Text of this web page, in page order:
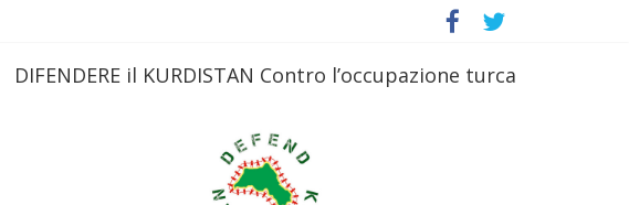
DIFENDERE il KURDISTAN Contro l’occupazione turca